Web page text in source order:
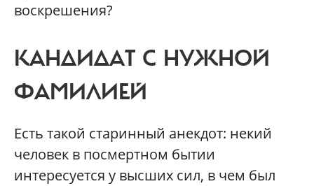
воскрешения?
КАНДИДАТ С НУЖНОЙ
ФАМИЛИЕЙ
Есть такой старинный анекдот: некий
человек в посмертном бытии
интересуется у высших сил, в чем был